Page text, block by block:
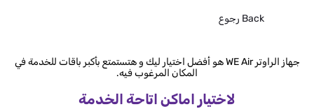
Back رجوع
جهاز الراوتر WE Air هو أفضل اختيار ليك و هتستمتع بأكبر باقات للخدمة في
المكان المرغوب فيه.
لاختيار اماكن اتاحة الخدمة